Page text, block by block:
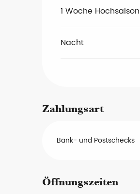
1 Woche Hochsaison
Nacht
Zahlungsart
Bank- und Postschecks
Öffnungszeiten